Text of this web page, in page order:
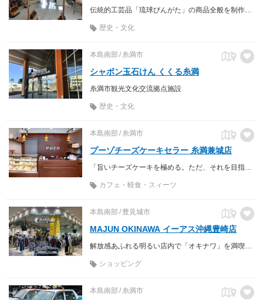
伝統的工芸品「琉球びんがた」の商品全般を制作している工房です。
歴史・文化
本島南部 糸満市
シャボン玉石けん くくる糸満
糸満市観光文化交流拠点施設
歴史・文化
本島南部 糸満市
プーゾチーズケーキセラー 糸満兼城店
「旨いチーズケーキを極める。ただ、それを目指す。」 メイド・イン・沖縄をテーマにチーズケーキに絞って商品展開
カフェ・軽食・スィーツ
本島南部 豊見城市
MAJUN OKINAWA イーアス沖縄豊崎店
解放感あふれる明るい店内で「オキナワ」を満喫できる一枚にきっと出会えます！
ショッピング
本島南部 糸満市